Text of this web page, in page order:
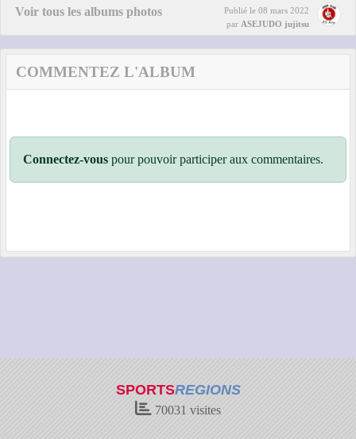
Voir tous les albums photos Publié le 08 mars 2022
par ASEJUDO jujitsu
COMMENTEZ L'ALBUM
Connectez-vous pour pouvoir participer aux commentaires.
SPORTSREGIONS
70031 visites